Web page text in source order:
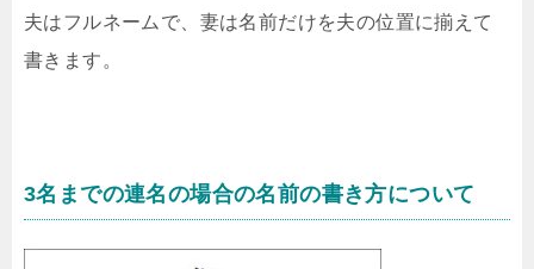
夫はフルネームで、妻は名前だけを夫の位置に揃えて
書きます。
3名までの連名の場合の名前の書き方について